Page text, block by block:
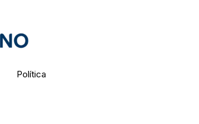
Política